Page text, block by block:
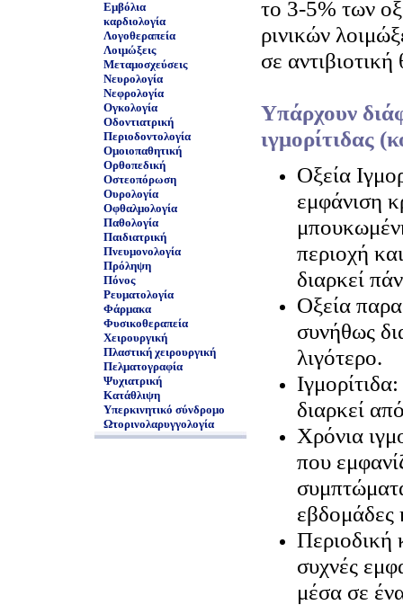
Εμβόλια
καρδιολογία
Λογοθεραπεία
Λοιμώξεις
Μεταμοσχεύσεις
Νευρολογία
Νεφρολογία
Ογκολογία
Οδοντιατρική
Περιοδοντολογία
Ομοιοπαθητική
Ορθοπεδική
Οστεοπόρωση
Ουρολογία
Οφθαλμολογία
Παθολογία
Παιδιατρική
Πνευμονολογία
Πρόληψη
Πόνος
Ρευματολογία
Φάρμακα
Φυσικοθεραπεία
Χειρουργική
Πλαστική χειρουργική
Πελματογραφία
Ψυχιατρική
Κατάθλιψη
Υπερκινητικό σύνδρομο
Ωτορινολαρυγγολογία
το 3-5% των
ρινικών
σε
Υπάρχουν
ιγμορίτιδας
Οξεία
εμφάνιση
περιοχή
διαρκεί
Οξεία
συνήθως
λιγότερο.
διαρκεί
Χρόνια
που
Περιοδική
συχνές
μέσα σε